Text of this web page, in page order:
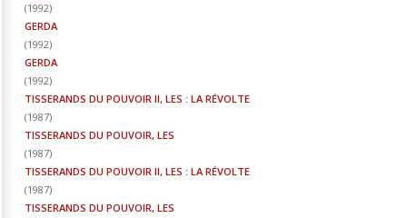
(1992)
GERDA
(1992)
GERDA
(1992)
TISSERANDS DU POUVOIR II, LES : LA RÉVOLTE
(1987)
TISSERANDS DU POUVOIR, LES
(1987)
TISSERANDS DU POUVOIR II, LES : LA RÉVOLTE
(1987)
TISSERANDS DU POUVOIR, LES